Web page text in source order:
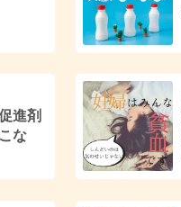
進剤
な